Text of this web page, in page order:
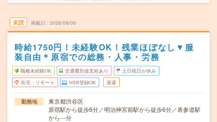
未読 掲載日 2026/08/06
時給1750円！未経験OK！残業ほぼなし▼服
装自由＊原宿での総務・人事・労務
職種未経験OK 交通費別途支給あり 土日祝日が休み
在宅・リモート WEB登録OK 派遣
勤務地
東京都渋谷区
原宿駅から徒歩6分／明治神宮前駅から徒歩6分／表参道駅
から---分